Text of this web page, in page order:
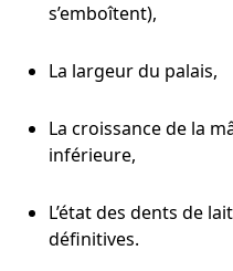
s’emboîtent),
La largeur du palais,
La croissance de la
inférieure,
L’état des dents de
définitives.